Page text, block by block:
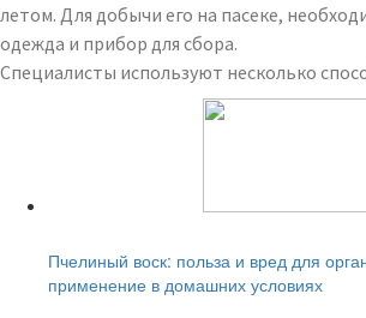
летом. Для добычи его на пасеке,
одежда и прибор для сбора.
Специалисты используют несколько
Пчелиный воск: польза и вред для
применение в домашних условиях